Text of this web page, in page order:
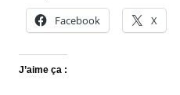
Facebook X
J’aime ça :